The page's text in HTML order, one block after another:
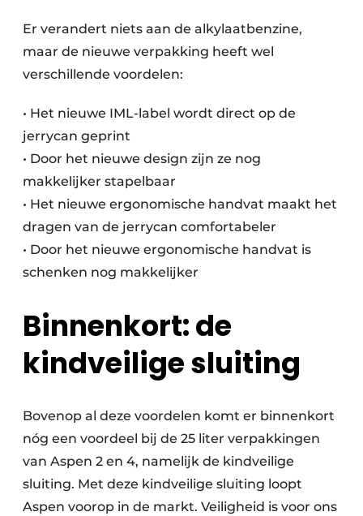
Vacature aanmelden
Vacatures
Er verandert niets aan de alkylaatbenzine,
maar de nieuwe verpakking heeft wel
verschillende voordelen:
• Het nieuwe IML-label wordt direct op de
jerrycan geprint
• Door het nieuwe design zijn ze nog
makkelijker stapelbaar
• Het nieuwe ergonomische handvat maakt het
dragen van de jerrycan comfortabeler
• Door het nieuwe ergonomische handvat is
schenken nog makkelijker
Binnenkort: de
kindveilige sluiting
Bovenop al deze voordelen komt er binnenkort
nóg een voordeel bij de 25 liter verpakkingen
van Aspen 2 en 4, namelijk de kindveilige
sluiting. Met deze kindveilige sluiting loopt
Aspen voorop in de markt. Veiligheid is voor ons